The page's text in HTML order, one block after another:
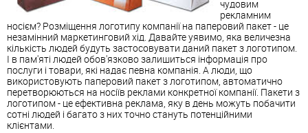
чудовим
рекламним
носієм? Розміщення логотипу компанії на паперовий пакет - це
незамінний маркетинговий хід. Давайте уявимо, яка величезна
кількість людей будуть застосовувати даний пакет з логотипом.
І в пам'яті людей обов'язково залишиться інформація про
послуги і товари, які надає певна компанія. А люди, що
використовують паперовий пакет з логотипом, автоматично
перетворюються на носіїв реклами конкретної компанії. Пакети з
логотипом - це ефективна реклама, яку в день можуть побачити
сотні людей і багато з них точно стануть потенційними
клієнтами.